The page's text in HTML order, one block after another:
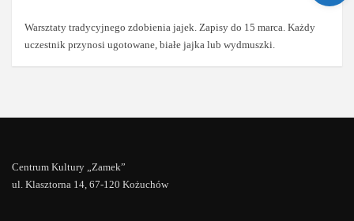
Warsztaty tradycyjnego zdobienia jajek. Zapisy do 15 marca. Każdy
uczestnik przynosi ugotowane, białe jajka lub wydmuszki.
Centrum Kultury „Zamek”
ul. Klasztorna 14, 67-120 Kożuchów